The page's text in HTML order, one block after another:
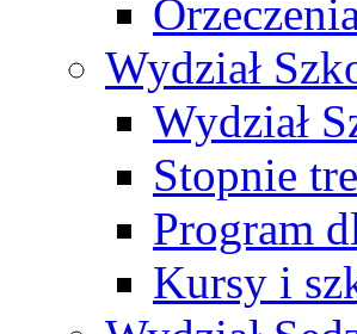
Wydział
Wydział
Stopnie
Program
Kursy i